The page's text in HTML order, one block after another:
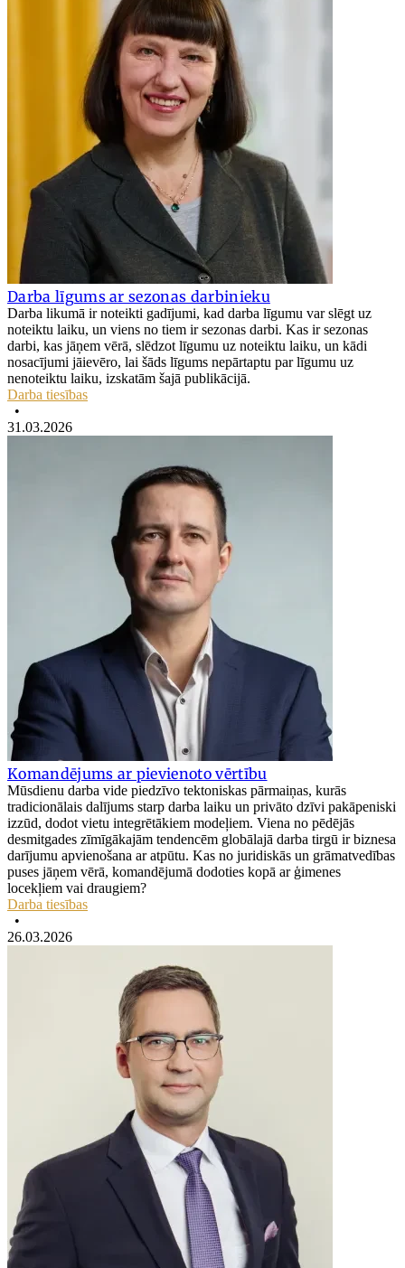
Darba līgums ar sezonas darbinieku
Darba likumā ir noteikti gadījumi, kad darba līgumu var slēgt uz
noteiktu laiku, un viens no tiem ir sezonas darbi. Kas ir sezonas
darbi, kas jāņem vērā, slēdzot līgumu uz noteiktu laiku, un kādi
nosacījumi jāievēro, lai šāds līgums nepārtaptu par līgumu uz
nenoteiktu laiku, izskatām šajā publikācijā.
Darba tiesības
•
31.03.2026
Komandējums ar pievienoto vērtību
Mūsdienu darba vide piedzīvo tektoniskas pārmaiņas, kurās
tradicionālais dalījums starp darba laiku un privāto dzīvi pakāpeniski
izzūd, dodot vietu integrētākiem modeļiem. Viena no pēdējās
desmitgades zīmīgākajām tendencēm globālajā darba tirgū ir biznesa
darījumu apvienošana ar atpūtu. Kas no juridiskās un grāmatvedības
puses jāņem vērā, komandējumā dodoties kopā ar ģimenes
locekļiem vai draugiem?
Darba tiesības
•
26.03.2026